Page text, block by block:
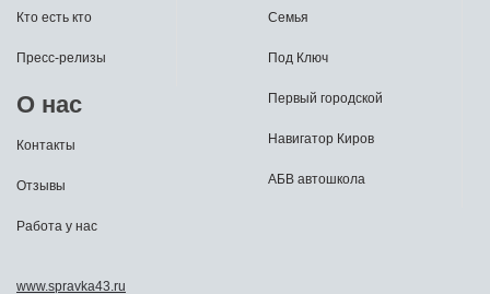
Кто есть кто
Пресс-релизы
О нас
Контакты
Отзывы
Работа у нас
Семья
Под Ключ
Первый городской
Навигатор Киров
АБВ автошкола
www.spravka43.ru